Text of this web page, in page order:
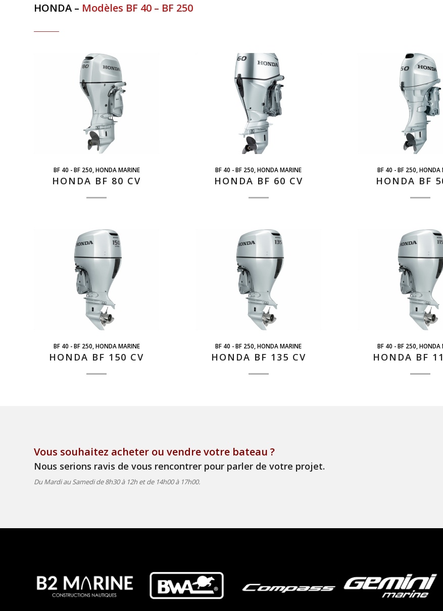
HONDA – Modèles BF 40 – BF 250
BF 40 - BF 250 HONDA MARINE
HONDA BF 80 CV
BF 40 - BF 250 ,HONDA MARINE
HONDA BF 60 CV
BF 40 - BF 250 HONDA
HONDA BF
BF 40 - BF 250,HONDA MARINE
HONDA BF 150 CV
BF 40 - BF 250,HONDA MARINE
HONDA BF 135 CV
BF 40 - BF 250,HONDA
HONDA BF
Vous souhaitez acheter ou vendre votre bateau ?
Nous serions ravis de vous rencontrer pour parler de votre projet.
Du Mardi au Samedi de 8h30 à 12h et de 14h00 à 17h00.